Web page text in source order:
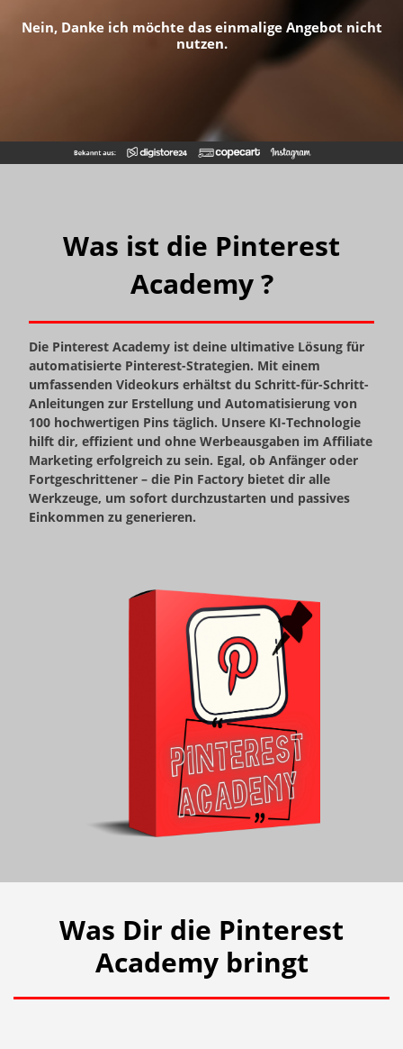
Nein, Danke ich möchte das einmalige Angebot nicht
nutzen.
Was ist die Pinterest
Academy ?
Die Pinterest Academy ist deine ultimative Lösung für
automatisierte Pinterest-Strategien. Mit einem
umfassenden Videokurs erhältst du Schritt-für-Schritt-
Anleitungen zur Erstellung und Automatisierung von
100 hochwertigen Pins täglich. Unsere KI-Technologie
hilft dir, effizient und ohne Werbeausgaben im Affiliate
Marketing erfolgreich zu sein. Egal, ob Anfänger oder
Fortgeschrittener – die Pin Factory bietet dir alle
Werkzeuge, um sofort durchzustarten und passives
Einkommen zu generieren.
Was Dir die Pinterest
Academy bringt